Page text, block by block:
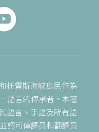
托雷斯海峽島民作為
語言的傳承者。本著
語言、手語及所有語
認可傳譯員和翻譯員